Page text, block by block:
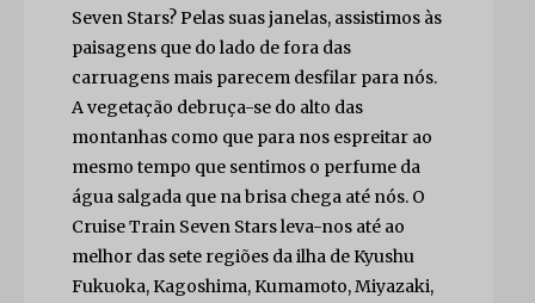
Seven Stars? Pelas suas janelas, assistimos às
paisagens que do lado de fora das
carruagens mais parecem desfilar para nós.
A vegetação debruça-se do alto das
montanhas como que para nos espreitar ao
mesmo tempo que sentimos o perfume da
água salgada que na brisa chega até nós. O
Cruise Train Seven Stars leva-nos até ao
melhor das sete regiões da ilha de Kyushu
Fukuoka, Kagoshima, Kumamoto, Miyazaki,